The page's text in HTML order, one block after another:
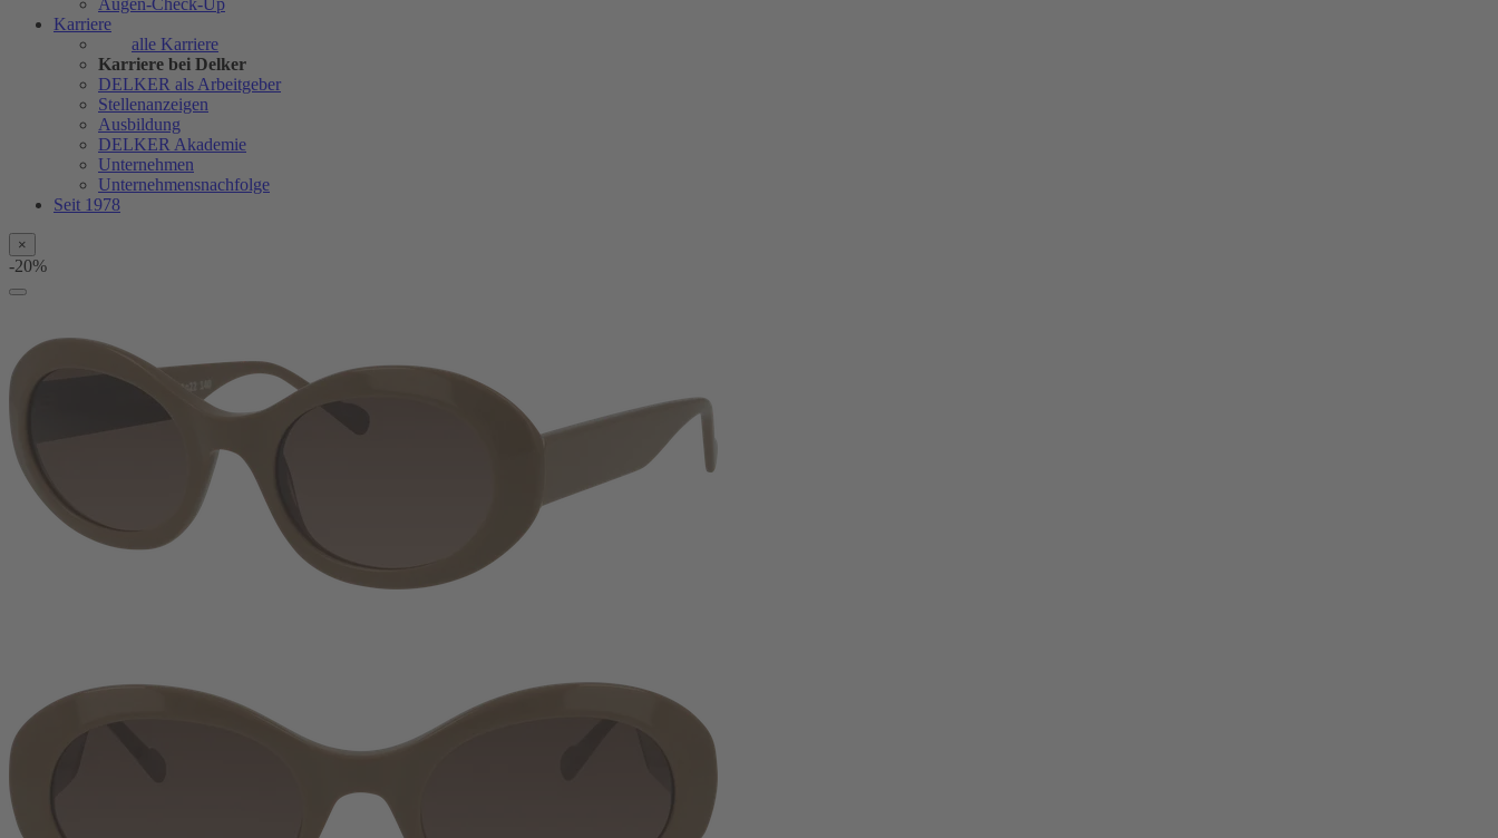
Augen-Check-Up
Karriere
alle Karriere
Karriere bei Delker
DELKER als Arbeitgeber
Stellenanzeigen
Ausbildung
DELKER Akademie
Unternehmen
Unternehmensnachfolge
Seit 1978
×
-20%